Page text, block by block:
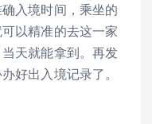
入境时间，乘坐的
以精准的去这一家
天就能拿到。再发
好出入境记录了。